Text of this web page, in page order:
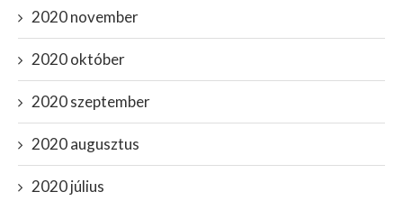
2020 november
2020 október
2020 szeptember
2020 augusztus
2020 július